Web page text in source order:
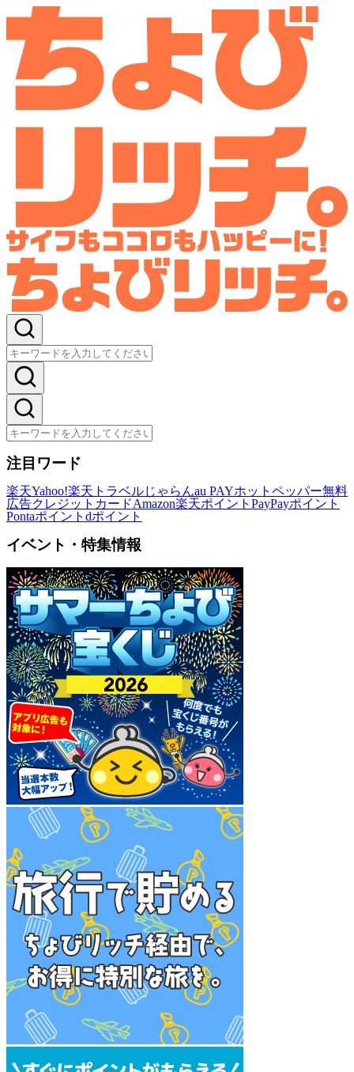
注目ワード
楽天Yahoo!楽天トラベルじゃらんau PAYホットペッパー無料
広告クレジットカードAmazon楽天ポイント PayPayポイント
Pontaポイント dポイント
イベント・特集情報